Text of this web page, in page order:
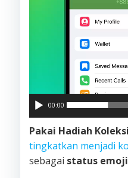
00:00
Pakai Hadiah
tingkatkan menjadi
sebagai status emoji